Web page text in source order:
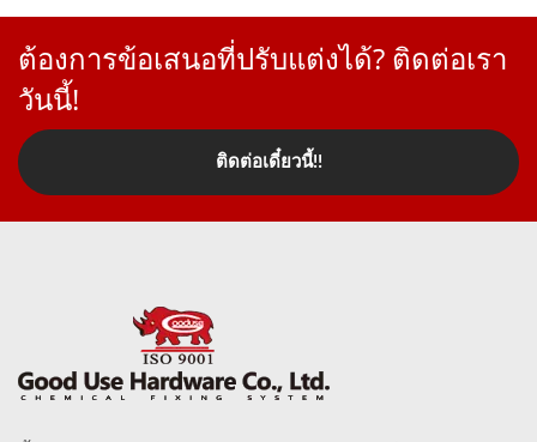
ต้องการข้อเสนอที่ปรับแต่งได้? ติดต่อเรา
วันนี้!
ติดต่อเดี๋ยวนี้!!